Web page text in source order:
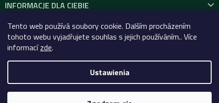
Tento web používá soubory cookie. Dalším procházením
tohoto webu vyjadřujete souhlas s jejich používáním.. Více
informacízde.
Ustawienia
INFORMACJE DLA CIEBIE
KONTAKT
Copyright 2026Celtic-Supply.pl | Wszystko do tatuaży i
makijażu permanentnego. Wszystkie prawa zastrzeżone.